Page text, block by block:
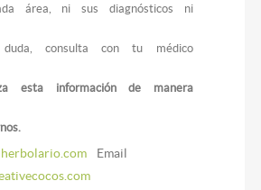
área, ni sus diagnósticos ni
consulta con tu médico
esta información de manera
Email